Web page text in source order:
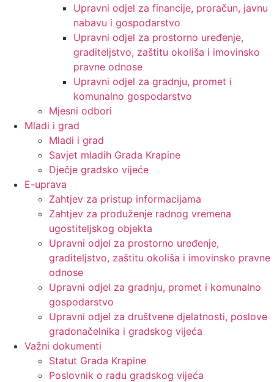
Upravni odjel za financije, proračun, javnu
nabavu i gospodarstvo
Upravni odjel za prostorno uređenje,
graditeljstvo, zaštitu okoliša i imovinsko
pravne odnose
Upravni odjel za gradnju, promet i
komunalno gospodarstvo
Mjesni odbori
Mladi i grad
Mladi i grad
Savjet mladih Grada Krapine
Dječje gradsko vijeće
E-uprava
Zahtjev za pristup informacijama
Zahtjev za produženje radnog vremena
ugostiteljskog objekta
Upravni odjel za prostorno uređenje,
graditeljstvo, zaštitu okoliša i imovinsko pravne
odnose
Upravni odjel za gradnju, promet i komunalno
gospodarstvo
Upravni odjel za društvene djelatnosti, poslove
gradonačelnika i gradskog vijeća
Važni dokumenti
Statut Grada Krapine
Poslovnik o radu gradskog vijeća